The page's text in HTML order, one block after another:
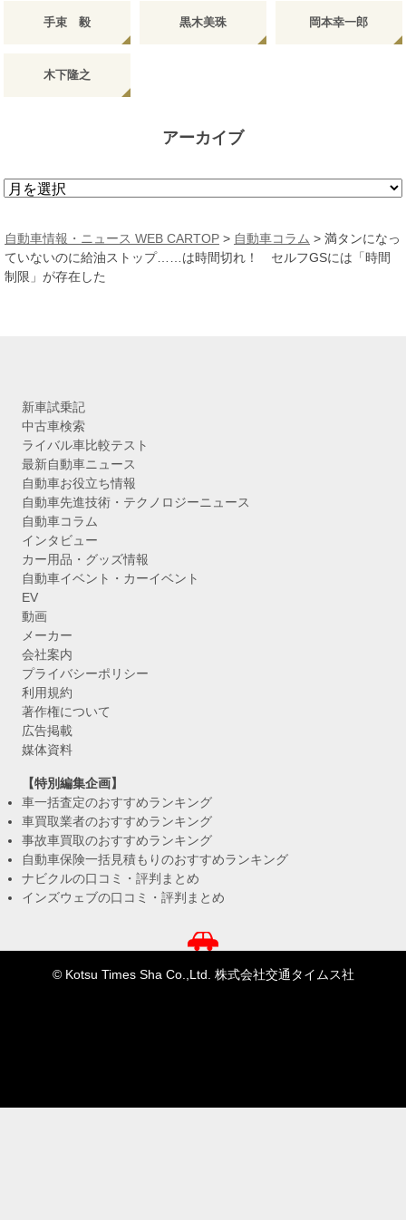
手束 毅 黒木美珠 岡本幸一郎
木下隆之
アーカイブ
ア
カ
イ
ブ
自動車情報・ニュース WEB CARTOP > 自動車コラム > 満タンになっ
ていないのに給油ストップ……は時間切れ！ セルフGSには「時間
制限」が存在した
新車試乗記
中古車検索
ライバル車比較テスト
最新自動車ニュース
自動車お役立ち情報
自動車先進技術・テクノロジーニュース
自動車コラム
インタビュー
カー用品・グッズ情報
自動車イベント・カーイベント
EV
動画
メーカー
会社案内
プライバシーポリシー
利用規約
著作権について
広告掲載
媒体資料
【特別編集企画】
車一括査定のおすすめランキング
車買取業者のおすすめランキング
事故車買取のおすすめランキング
自動車保険一括見積もりのおすすめランキング
ナビクルの口コミ・評判まとめ
インズウェブの口コミ・評判まとめ
© Kotsu Times Sha Co.,Ltd. 株式会社交通タイムス社